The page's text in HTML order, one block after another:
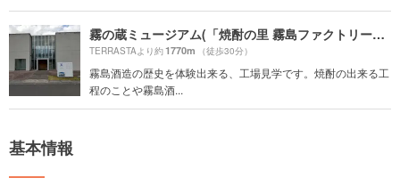
霧の蔵ミュージアム(「焼酎の里 霧島ファクトリーガーデン」内)
TERRASTAより約1770m （徒歩30分）
霧島酒造の歴史を体験出来る、工場見学です。焼酎の出来る工
程のことや霧島酒...
基本情報